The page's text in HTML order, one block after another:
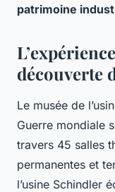
patrimoine
découverte
Le musée de
Guerre mondiale
travers 45 salles
permanentes et
l’usine Schindler